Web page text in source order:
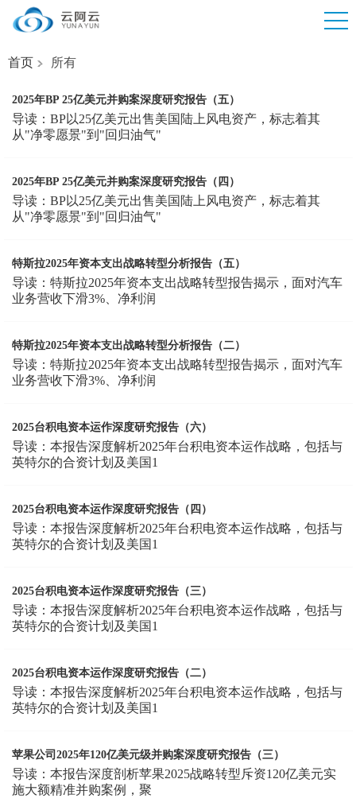
首页 所有
2025年BP 25亿美元并购案深度研究报告（五）
导读：BP以25亿美元出售美国陆上风电资产，标志着其
从"净零愿景"到"回归油气"
2025年BP 25亿美元并购案深度研究报告（四）
导读：BP以25亿美元出售美国陆上风电资产，标志着其
从"净零愿景"到"回归油气"
特斯拉2025年资本支出战略转型分析报告（五）
导读：特斯拉2025年资本支出战略转型报告揭示，面对汽车
业务营收下滑3%、净利润
特斯拉2025年资本支出战略转型分析报告（二）
导读：特斯拉2025年资本支出战略转型报告揭示，面对汽车
业务营收下滑3%、净利润
2025台积电资本运作深度研究报告（六）
导读：本报告深度解析2025年台积电资本运作战略，包括与
英特尔的合资计划及美国1
2025台积电资本运作深度研究报告（四）
导读：本报告深度解析2025年台积电资本运作战略，包括与
英特尔的合资计划及美国1
2025台积电资本运作深度研究报告（三）
导读：本报告深度解析2025年台积电资本运作战略，包括与
英特尔的合资计划及美国1
2025台积电资本运作深度研究报告（二）
导读：本报告深度解析2025年台积电资本运作战略，包括与
英特尔的合资计划及美国1
苹果公司2025年120亿美元级并购案深度研究报告（三）
导读：本报告深度剖析苹果2025战略转型斥资120亿美元实
施大额精准并购案例，聚